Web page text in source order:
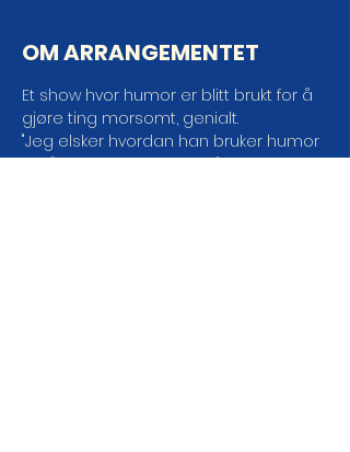
OM ARRANGEMENTET
Et show hvor humor er blitt brukt for å
gjøre ting morsomt, genialt.
"Jeg elsker hvordan han bruker humor
for å gjøre ting morsomt"